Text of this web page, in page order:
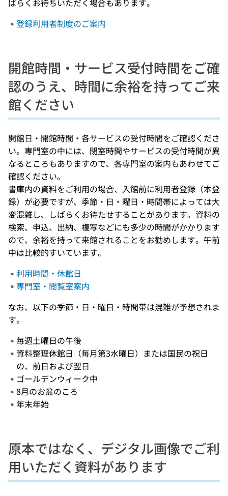
ばらくお待ちいただく場合もあります。
登録利用者制度のご案内
開館時間・サービス受付時間をご確
認のうえ、時間に余裕を持ってご来
館ください
開館日・開館時間・各サービスの受付時間をご確認くださ
い。専門室の中には、閉室時間やサービスの受付時間が異
なるところもありますので、各専門室の案内もあわせてご
確認ください。
書庫内の資料をご利用の場合、入館前に利用者登録（本登
録）が必要ですが、季節・日・曜日・時間帯によっては大
変混雑し、しばらくお待たせすることがあります。資料の
検索、申込、出納、複写などにも多少の時間がかかります
ので、余裕を持って来館されることをお勧めします。午前
中は比較的すいています。
利用時間・休館日
専門室・閲覧室案内
なお、以下の季節・日・曜日・時間帯は混雑が予想されま
す。
毎週土曜日の午後
資料整理休館日（毎月第3水曜日）または国民の祝日
の、前日および翌日
ゴールデンウィーク中
8月のお盆のころ
年末年始
原本ではなく、デジタル画像でご利
用いただく資料があります